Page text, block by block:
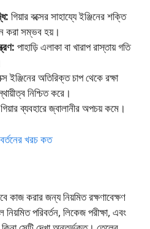
গিয়ার বক্সের সাহায্যে ইঞ্জিনের শক্তি
করা সম্ভব হয়।
পাহাড়ি এলাকা বা খারাপ রাস্তায় গতি
ইঞ্জিনের অতিরিক্ত চাপ থেকে রক্ষা
নিশ্চিত করে।
ব্যবহারে জ্বালানীর অপচয় কমে।
খরচ কত
কাজ করার জন্য নিয়মিত রক্ষণাবেক্ষণ
পরিবর্তন, লিকেজ পরীক্ষা, এবং